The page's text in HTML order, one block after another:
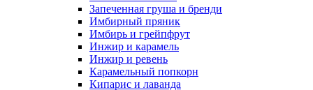
Запеченная груша и бренди
Имбирный пряник
Имбирь и грейпфрут
Инжир и карамель
Инжир и ревень
Карамельный попкорн
Кипарис и лаванда